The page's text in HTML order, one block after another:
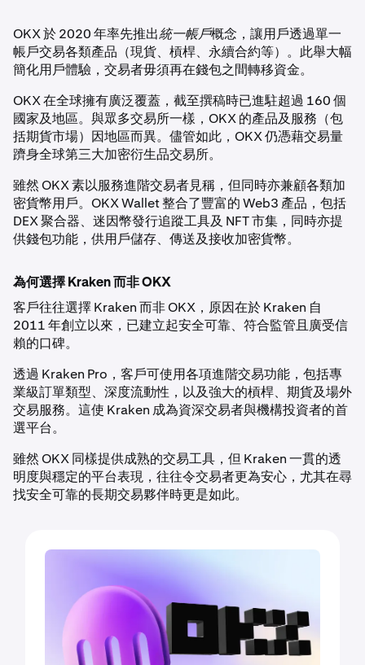
OKX 於 2020 年率先推出統一帳戶概念，讓用戶透過單一
帳戶交易各類產品（現貨、槓桿、永續合約等）。此舉大幅
簡化用戶體驗，交易者毋須再在錢包之間轉移資金。
OKX 在全球擁有廣泛覆蓋，截至撰稿時已進駐超過 160 個
國家及地區。與眾多交易所一樣，OKX 的產品及服務（包
括期貨市場）因地區而異。儘管如此，OKX 仍憑藉交易量
躋身全球第三大加密衍生品交易所。
雖然 OKX 素以服務進階交易者見稱，但同時亦兼顧各類加
密貨幣用戶。OKX Wallet 整合了豐富的 Web3 產品，包括
DEX 聚合器、迷因幣發行追蹤工具及 NFT 市集，同時亦提
供錢包功能，供用戶儲存、傳送及接收加密貨幣。
為何選擇 Kraken 而非 OKX
客戶往往選擇 Kraken 而非 OKX，原因在於 Kraken 自
2011 年創立以來，已建立起安全可靠、符合監管且廣受信
賴的口碑。
透過 Kraken Pro，客戶可使用各項進階交易功能，包括專
業級訂單類型、深度流動性，以及強大的槓桿、期貨及場外
交易服務。這使 Kraken 成為資深交易者與機構投資者的首
選平台。
雖然 OKX 同樣提供成熟的交易工具，但 Kraken 一貫的透
明度與穩定的平台表現，往往令交易者更為安心，尤其在尋
找安全可靠的長期交易夥伴時更是如此。